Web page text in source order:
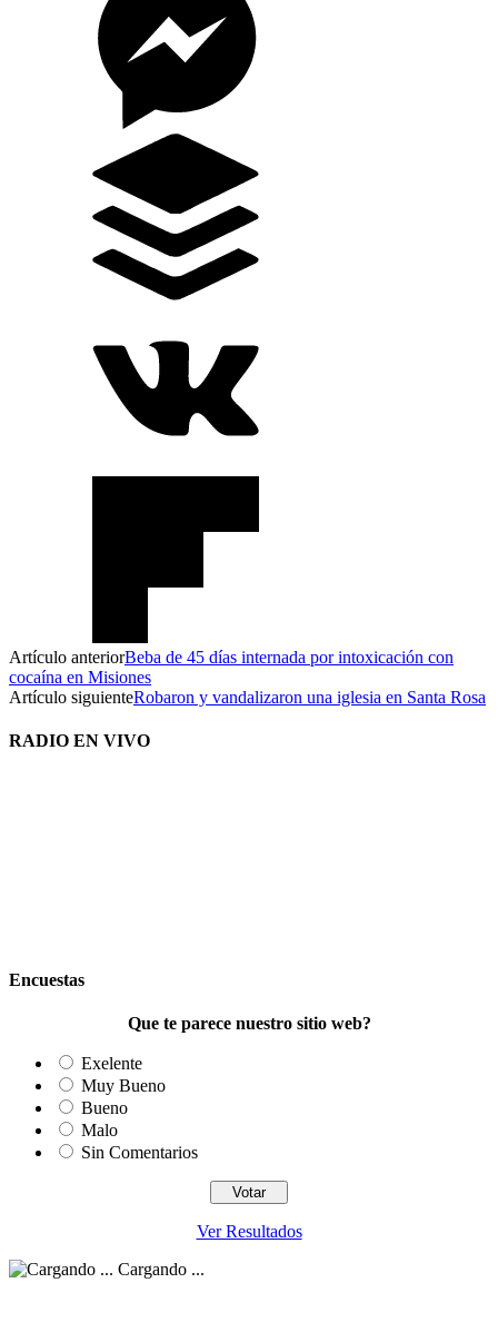
Artículo anteriorBeba de 45 días internada por intoxicación con
cocaína en Misiones
Artículo siguienteRobaron y vandalizaron una iglesia en Santa Rosa
RADIO EN VIVO
Encuestas
Que te parece nuestro sitio web?
Exelente
Muy Bueno
Bueno
Malo
Sin Comentarios
Ver Resultados
Cargando ...